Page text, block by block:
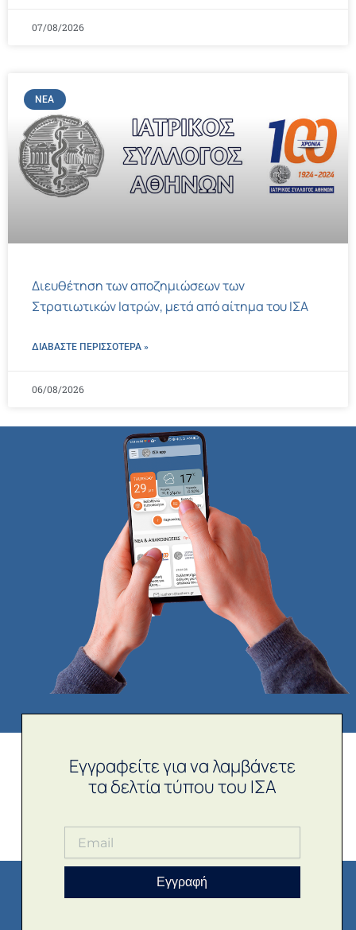
07/08/2026
ΝΈΑ
Διευθέτηση των αποζημιώσεων των
Στρατιωτικών Ιατρών, μετά από αίτημα του ΙΣΑ
ΔΙΑΒΑΣΤΕ ΠΕΡΙΣΣΌΤΕΡΑ »
06/08/2026
Εγγραφείτε για να λαμβάνετε
τα δελτία τύπου του ΙΣΑ
Εγγραφή